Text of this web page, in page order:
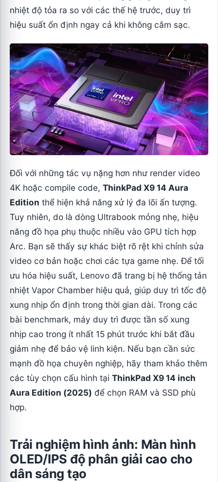
nhiệt độ tỏa ra so với các thế hệ trước, duy trì
hiệu suất ổn định ngay cả khi không cắm sạc.
Đối với những tác vụ nặng hơn như render video
4K hoặc compile code,ThinkPad X9 14 Aura
Edition thể hiện khả năng xử lý đa lõi ấn tượng.
Tuy nhiên, do là dòng Ultrabook mỏng nhẹ, hiệu
năng đồ họa phụ thuộc nhiều vào GPU tích hợp
Arc. Bạn sẽ thấy sự khác biệt rõ rệt khi chỉnh sửa
video cơ bản hoặc chơi các tựa game nhẹ. Để tối
ưu hóa hiệu suất, Lenovo đã trang bị hệ thống tản
nhiệt Vapor Chamber hiệu quả, giúp duy trì tốc độ
xung nhịp ổn định trong thời gian dài. Trong các
bài benchmark, máy duy trì được tần số xung
nhịp cao trong ít nhất 15 phút trước khi bắt đầu
giảm nhẹ để bảo vệ linh kiện. Nếu bạn cần sức
mạnh đồ họa chuyên nghiệp, hãy tham khảo thêm
các tùy chọn cấu hình tạiThinkPad X9 14 inch
Aura Edition (2025) để chọn RAM và SSD phù
hợp.
Trải nghiệm hình ảnh: Màn hình
OLED/IPS độ phân giải cao cho
dân sáng tạo